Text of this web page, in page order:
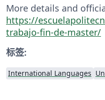
More details and
https://
trabajo-fin-de-master/
标签:
International Languages